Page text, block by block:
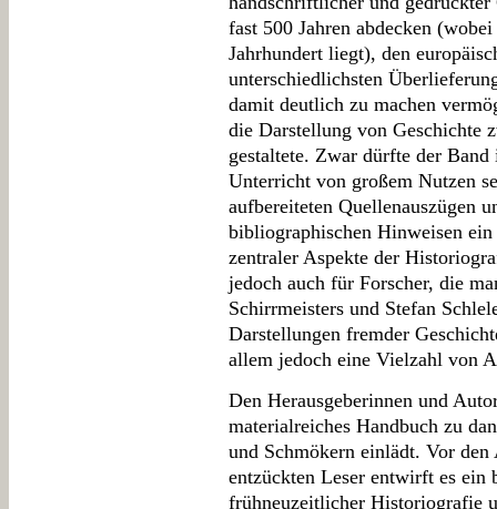
fast 500 Jahren abdecken
Jahrhundert liegt), den
unterschiedlichsten
damit deutlich zu machen
die Darstellung von Geschichte
gestaltete. Zwar dürfte der Band
Unterricht von großem Nutzen
aufbereiteten Quellenauszügen
bibliographischen Hinweisen
zentraler Aspekte der
jedoch auch für Forscher, die
Schirrmeisters und Stefan
Darstellungen fremder
allem jedoch eine Vielzahl von
Den Herausgeberinnen und
materialreiches Handbuch zu
und Schmökern einlädt. Vor
entzückten Leser entwirft es ein
frühneuzeitlicher Historiografie